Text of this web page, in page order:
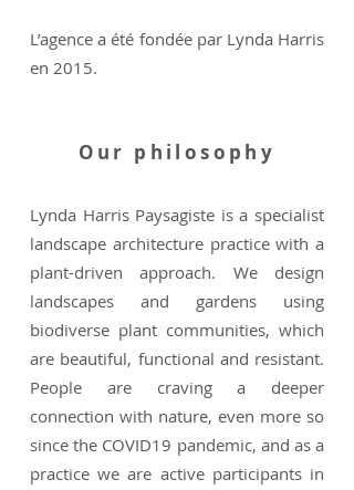
L’agence a été fondée par Lynda Harris
en 2015.
Our philosophy
Lynda Harris Paysagiste is a specialist
landscape architecture practice with a
plant-driven approach. We design
landscapes and gardens using
biodiverse plant communities, which
are beautiful, functional and resistant.
People are craving a deeper
connection with nature, even more so
since the COVID19 pandemic, and as a
practice we are active participants in